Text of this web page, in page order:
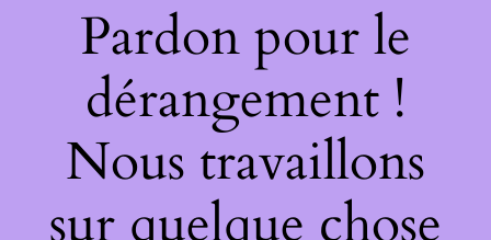
Pardon pour le
dérangement !
Nous travaillons
sur quelque chose